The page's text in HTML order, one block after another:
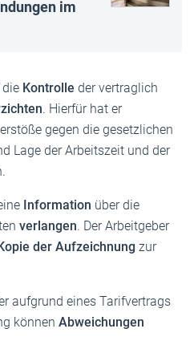
im
Kontrolle der vertraglich
. Hierfür hat er
gegen die gesetzlichen
Lage der Arbeitszeit und der
Information über die
verlangen. Der Arbeitgeber
der Aufzeichnung zur
aufgrund eines Tarifvertrags
können Abweichungen